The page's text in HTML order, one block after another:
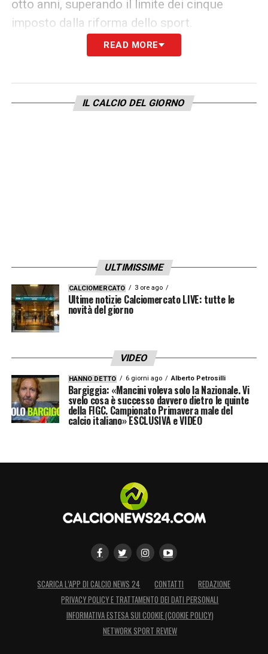
otto anni, superando il limite dei cinque
imposto dalla riforma dello sport.
Come riportato daIl Messaggero
ruolo nel progetto giallorosso. Prima, però,
READ MORE
IL CALCIO DEL GIORNO
ULTIMISSIME
CALCIOMERCATO 3 ore ago
Ultime notizie Calciomercato LIVE: tutte le
novità del giorno
VIDEO
HANNO DETTO 6 giorni ago Alberto Petrosilli
Bargiggia: «Mancini voleva solo la Nazionale. Vi
svelo cosa è successo davvero dietro le quinte
della FIGC. Campionato Primavera male del
calcio italiano» ESCLUSIVA e VIDEO
SCARICA L’APP DI CALCIO NEWS 24 CONTATTI
REDAZIONE
PRIVACY POLICY E TRATTAMENTO DEI DATI PERSONALI
INFORMATIVA ESTESA SUI COOKIE (COOKIE POLICY)
NETWORK SPORT REVIEW